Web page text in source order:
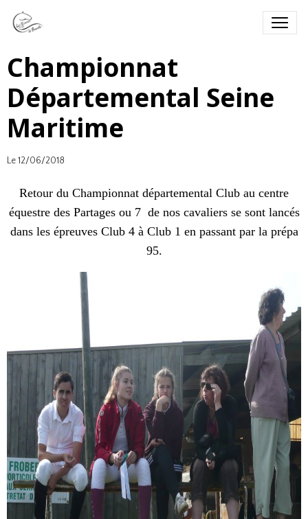
Championnat
Départemental Seine
Maritime
Le 12/06/2018
Retour du Championnat départemental Club au centre
équestre des Partages ou 7 de nos cavaliers se sont lancés
dans les épreuves Club 4 à Club 1 en passant par la prépa
95.